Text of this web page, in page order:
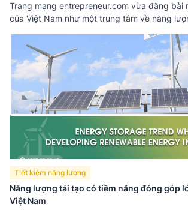
Trang mạng entrepreneur.com vừa đăng bài
của Việt Nam như một trung tâm về năng
Tiết kiệm năng lượng
Năng lượng tái tạo có tiềm năng đóng góp
Việt Nam